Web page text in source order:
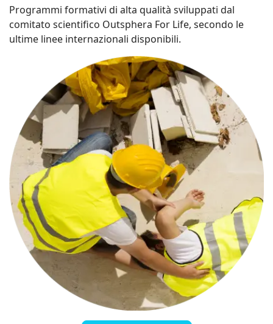
Programmi formativi di alta qualità sviluppati dal
comitato scientifico Outsphera For Life, secondo le
ultime linee internazionali disponibili.